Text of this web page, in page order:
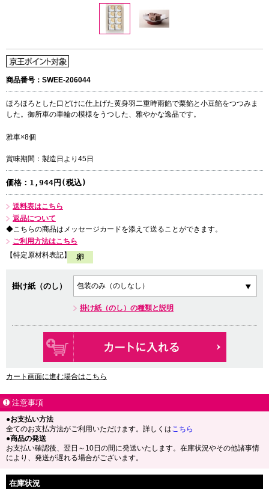
商品番号：SWEE-206044
ほろほろとした口どけに仕上げた黄身羽二重時雨餡で栗餡と小豆餡をつつみま
した。御所車の車輪の模様をうつした、雅やかな逸品です。
雅車×8個
賞味期間：製造日より45日
価格： 1,944円(税込)
送料表はこちら
返品について
◆こちらの商品はメッセージカードを添えて送ることができます。
ご利用方法はこちら
【特定原材料表記】
掛け紙（のし）
掛け紙（のし）の種類と説明
カート画面に進む場合はこちら
注意事項
●お支払い方法
全てのお支払方法がご利用いただけます。詳しくはこちら
●商品の発送
お支払い確認後、翌日～10日の間に発送いたします。在庫状況やその他諸事情
により、発送が遅れる場合がございます。
在庫状況